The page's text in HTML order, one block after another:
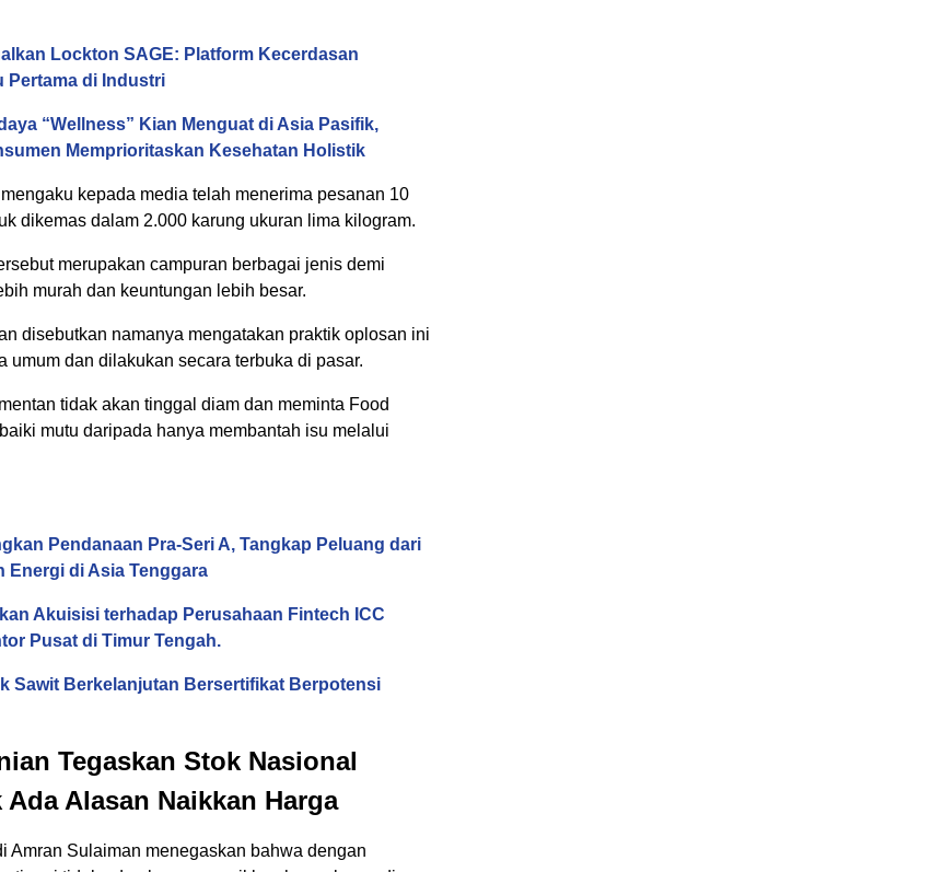
Lockton SAGE: Platform Kecerdasan
Pertama di Industri
“Wellness” Kian Menguat di Asia Pasifik,
Memprioritaskan Kesehatan Holistik
kepada media telah menerima pesanan 10
dikemas dalam 2.000 karung ukuran lima kilogram.
merupakan campuran berbagai jenis demi
murah dan keuntungan lebih besar.
disebutkan namanya mengatakan praktik oplosan ini
umum dan dilakukan secara terbuka di pasar.
tidak akan tinggal diam dan meminta Food
mutu daripada hanya membantah isu melalui
Pendanaan Pra-Seri A, Tangkap Peluang dari
Energi di Asia Tenggara
Akuisisi terhadap Perusahaan Fintech ICC
Pusat di Timur Tengah.
Sawit Berkelanjutan Bersertifikat Berpotensi
Tegaskan Stok Nasional
Ada Alasan Naikkan Harga
Amran Sulaiman menegaskan bahwa dengan